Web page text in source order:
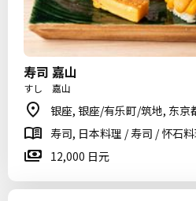
寿司 嘉山
すし 嘉山
银座, 银座/有乐町/筑地, 东京
寿司, 日本料理 / 寿司 / 怀石
12,000 日元